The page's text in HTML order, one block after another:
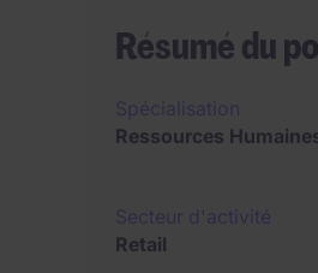
Résumé du
Ressources
Retail